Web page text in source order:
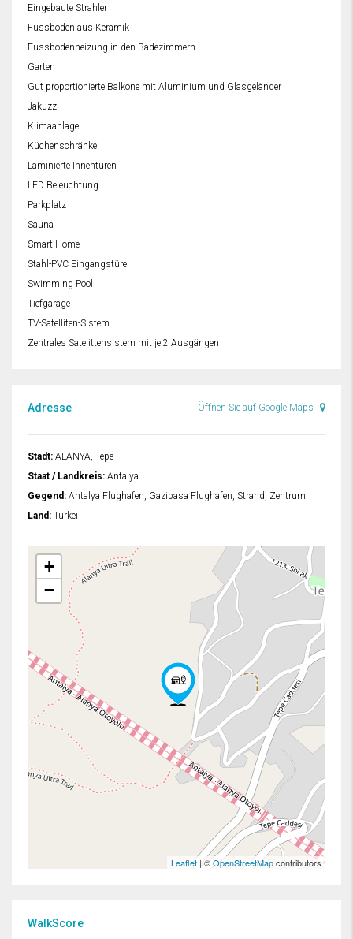
Eingebaute Strahler
Fussböden aus Keramik
Fussbodenheizung in den Badezimmern
Garten
Gut proportionierte Balkone mit Aluminium und Glasgeländer
Jakuzzi
Klimaanlage
Küchenschränke
Laminierte Innentüren
LED Beleuchtung
Parkplatz
Sauna
Smart Home
Stahl-PVC Eingangstüre
Swimming Pool
Tiefgarage
TV-Satelliten-Sistem
Zentrales Satelittensistem mit je 2 Ausgängen
Adresse Öffnen Sie auf Google Maps
Stadt: ALANYA, Tepe
Staat / Landkreis: Antalya
Gegend: Antalya Flughafen, Gazipasa Flughafen, Strand, Zentrum
Land: Türkei
+
−
Leaflet | ©OpenStreetMapcontributors
WalkScore